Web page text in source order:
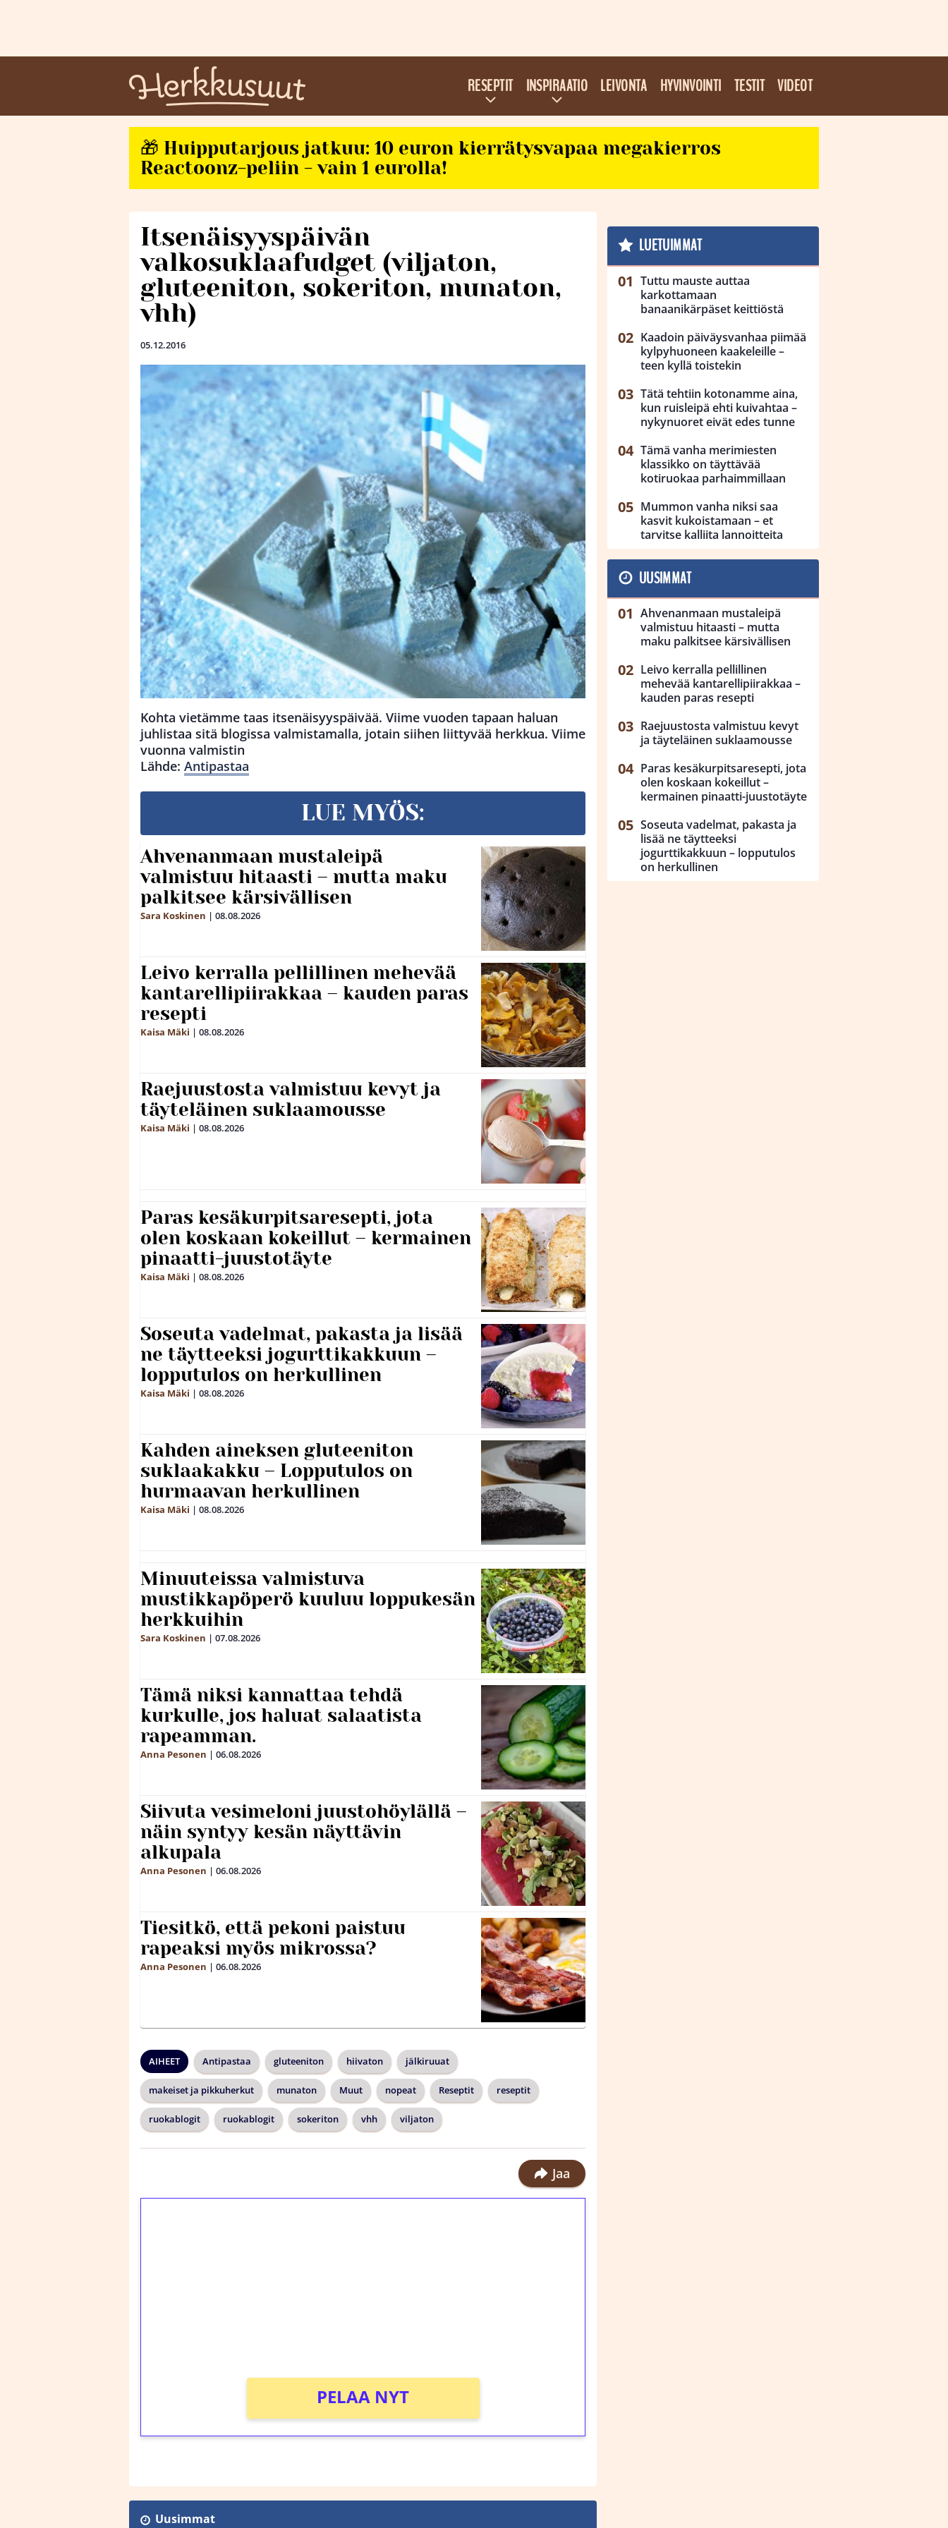
RESEPTIT INSPIRAATIO LEIVONTA HYVINVOINTI TESTIT VIDEOT
🎁 Huipputarjous jatkuu: 10 euron kierrätysvapaa megakierros
Reactoonz-peliin - vain 1 eurolla!
Itsenäisyyspäivän
valkosuklaafudget (viljaton,
gluteeniton, sokeriton, munaton,
vhh)
05.12.2016
Kohta vietämme taas itsenäisyyspäivää. Viime vuoden tapaan haluan
juhlistaa sitä blogissa valmistamalla, jotain siihen liittyvää herkkua. Viime
vuonna valmistin
Lähde: Antipastaa
LUE MYÖS:
Ahvenanmaan mustaleipä
valmistuu hitaasti – mutta maku
palkitsee kärsivällisen
Sara Koskinen | 08.08.2026
Leivo kerralla pellillinen mehevää
kantarellipiirakkaa – kauden paras
resepti
Kaisa Mäki | 08.08.2026
Raejuustosta valmistuu kevyt ja
täyteläinen suklaamousse
Kaisa Mäki | 08.08.2026
Paras kesäkurpitsaresepti, jota
olen koskaan kokeillut – kermainen
pinaatti-juustotäyte
Kaisa Mäki | 08.08.2026
Soseuta vadelmat, pakasta ja lisää
ne täytteeksi jogurttikakkuun –
lopputulos on herkullinen
Kaisa Mäki | 08.08.2026
Kahden aineksen gluteeniton
suklaakakku – Lopputulos on
hurmaavan herkullinen
Kaisa Mäki | 08.08.2026
Minuuteissa valmistuva
mustikkapöperö kuuluu loppukesän
herkkuihin
Sara Koskinen | 07.08.2026
Tämä niksi kannattaa tehdä
kurkulle, jos haluat salaatista
rapeamman.
Anna Pesonen | 06.08.2026
Siivuta vesimeloni juustohöylällä –
näin syntyy kesän näyttävin
alkupala
Anna Pesonen | 06.08.2026
Tiesitkö, että pekoni paistuu
rapeaksi myös mikrossa?
Anna Pesonen | 06.08.2026
AIHEET Antipastaa gluteeniton hiivaton jälkiruuat
makeiset ja pikkuherkut munaton Muut nopeat Reseptit reseptit
ruokablogit ruokablogit sokeriton vhh viljaton
Jaa
PELAA NYT
Uusimmat
LUETUIMMAT
Tuttu mauste auttaa
karkottamaan
banaanikärpäset keittiöstä
Kaadoin päiväysvanhaa piimää
kylpyhuoneen kaakeleille –
teen kyllä toistekin
Tätä tehtiin kotonamme aina,
kun ruisleipä ehti kuivahtaa –
nykynuoret eivät edes tunne
Tämä vanha merimiesten
klassikko on täyttävää
kotiruokaa parhaimmillaan
Mummon vanha niksi saa
kasvit kukoistamaan – et
tarvitse kalliita lannoitteita
UUSIMMAT
Ahvenanmaan mustaleipä
valmistuu hitaasti – mutta
maku palkitsee kärsivällisen
Leivo kerralla pellillinen
mehevää kantarellipiirakkaa –
kauden paras resepti
Raejuustosta valmistuu kevyt
ja täyteläinen suklaamousse
Paras kesäkurpitsaresepti, jota
olen koskaan kokeillut –
kermainen pinaatti-juustotäyte
Soseuta vadelmat, pakasta ja
lisää ne täytteeksi
jogurttikakkuun – lopputulos
on herkullinen